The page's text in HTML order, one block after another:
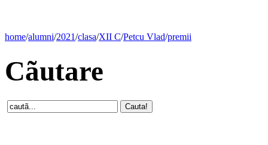
home/alumni/2021/clasa/XII C/Petcu Vlad/premii
Cãutare